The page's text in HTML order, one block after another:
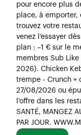
pour encore plus
place, à emporter,
trouvez votre
venez l’essayer
plan : –1 € sur le
membres Sub
2026). Chicken
trempe - Crunch =
27/08/2026 ou
l'offre dans les
SANTÉ, MANGEZ
PAR JOUR.